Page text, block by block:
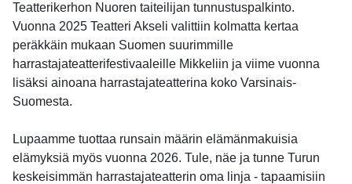
Teatterikerhon Nuoren taiteilijan tunnustuspalkinto.
Vuonna 2025 Teatteri Akseli valittiin kolmatta kertaa
peräkkäin mukaan Suomen suurimmille
harrastajateatterifestivaaleille Mikkeliin ja viime vuonna
lisäksi ainoana harrastajateatterina koko Varsinais-
Suomesta.
Lupaamme tuottaa runsain määrin elämänmakuisia
elämyksiä myös vuonna 2026. Tule, näe ja tunne Turun
keskeisimmän harrastajateatterin oma linja - tapaamisiin